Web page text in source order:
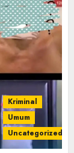
Kriminal
Umum
Uncategorized